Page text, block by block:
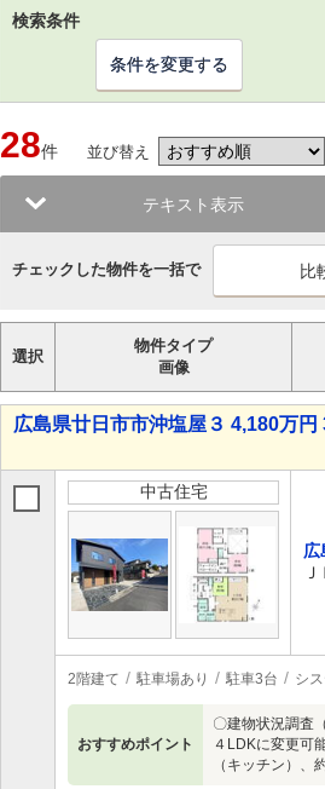
検索条件
条件を変更する
28件 並び替え
テキスト表示
チェックした物件を一括で
選択
物件タイプ
画像
広島県廿日市市沖塩屋３ 4,180万円
中古住宅
広
2階建て 駐車場あり 駐車3台 シ
おすすめポイント
〇建物状況調査
４LDKに変更可
（キッチン）